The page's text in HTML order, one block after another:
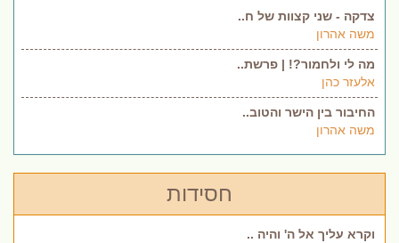
צדקה - שני קצוות של ח..
משה אהרון
מה לי ולחמור?! | פרשת..
אלעזר כהן
החיבור בין הישר והטוב..
משה אהרון
חסידות
וקרא עליך אל ה' והיה ..